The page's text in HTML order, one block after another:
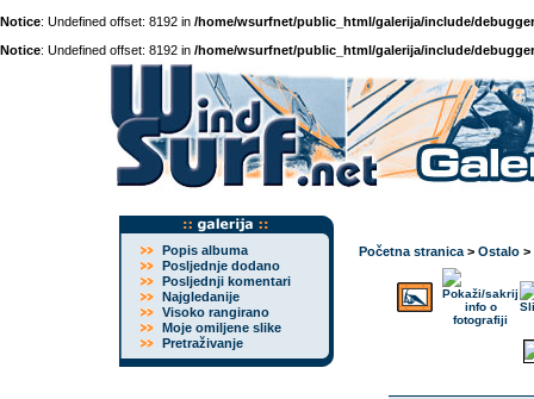
Notice: Undefined offset: 8192 in /home/wsurfnet/public_html/galerija/include/
Notice: Undefined offset: 8192 in /home/wsurfnet/public_html/galerija/include/
Popis albuma
Posljednje dodano
Posljednji komentari
Najgledanije
Visoko rangirano
Moje omiljene slike
Pretraživanje
Početna stranica > Ostalo >